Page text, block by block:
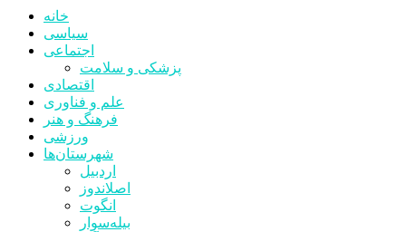
خانه
سیاسی
اجتماعی
پزشکی و سلامت
اقتصادی
علم و فناوری
فرهنگ و هنر
ورزشی
شهرستان‌ها
اردبیل
اصلاندوز
انگوت
بیله‌سوار